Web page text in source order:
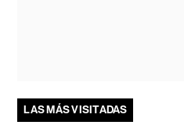
LAS MÁS VISITADAS